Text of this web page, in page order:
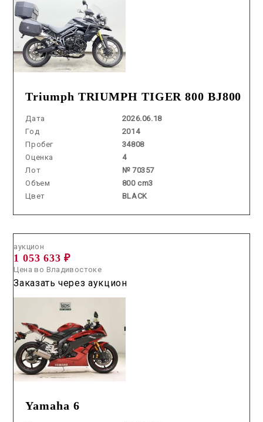
Triumph TRIUMPH TIGER 800 BJ800
Дата
2026.06.18
Год
2014
Пробег
34808
Оценка
4
Лот
№ 70357
Объем
800 cm3
Цвет
BLACK
Yamaha 6
аукцион
1 053 633 ₽
Цена во Владивостоке
Заказать через аукцион